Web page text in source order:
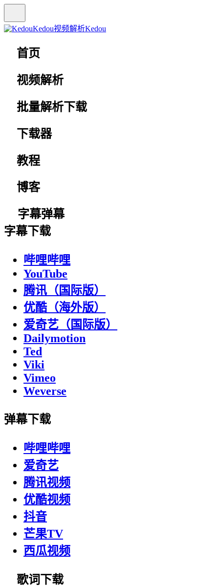
Kedou视频解析Kedou
首页
视频解析
批量解析下载
下载器
教程
博客
字幕弹幕
字幕下载
哔哩哔哩
YouTube
腾讯（国际版）
优酷（海外版）
爱奇艺（国际版）
Dailymotion
Ted
Viki
Vimeo
Weverse
弹幕下载
哔哩哔哩
爱奇艺
腾讯视频
优酷视频
抖音
芒果TV
西瓜视频
歌词下载